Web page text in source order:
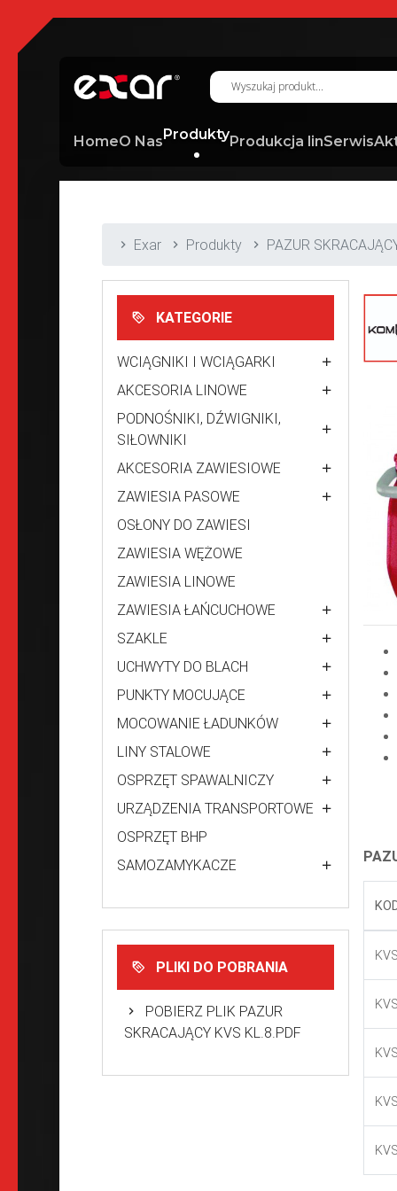
HomeO NasProduktyProdukcja linSerwis
Exar Produkty PAZUR
KATEGORIE
WCIĄGNIKI I WCIĄGARKI
AKCESORIA LINOWE
PODNOŚNIKI, DŹWIGNIKI,
SIŁOWNIKI
AKCESORIA ZAWIESIOWE
ZAWIESIA PASOWE
OSŁONY DO ZAWIESI
ZAWIESIA WĘŻOWE
ZAWIESIA LINOWE
ZAWIESIA ŁAŃCUCHOWE
SZAKLE
UCHWYTY DO BLACH
PUNKTY MOCUJĄCE
MOCOWANIE ŁADUNKÓW
LINY STALOWE
OSPRZĘT SPAWALNICZY
URZĄDZENIA TRANSPORTOWE
OSPRZĘT BHP
SAMOZAMYKACZE
PLIKI DO POBRANIA
POBIERZ PLIK PAZUR
SKRACAJĄCY KVS KL.8.PDF